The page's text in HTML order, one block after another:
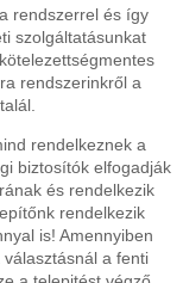
rendszerrel és így
szolgáltatásunkat
rendszerinkről a
rendelkeznek a
biztosítók elfogadják
és rendelkezik
rendelkezik
is! Amennyiben
a fenti